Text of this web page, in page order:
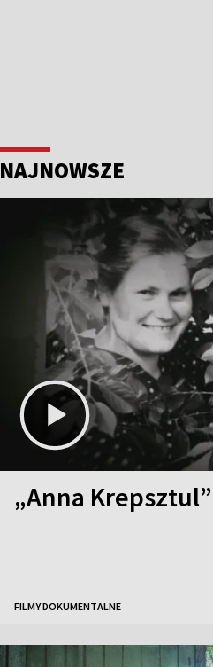
NAJNOWSZE
„Anna
FILMY DOKUMENTALNE